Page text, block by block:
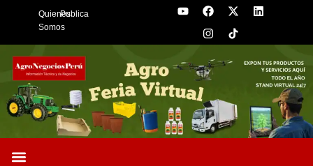
Quienes
Somos
Publica
Y
o
b
e
F
a
c
e
o
o
k
X
-
t
w
t
L
i
d
n
I
n
s
t
g
r
a